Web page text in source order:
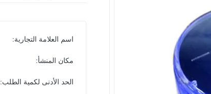
اسم العلامة التجارية:
مكان المنشأ:
الحد الأدنى لكمية الطلب: